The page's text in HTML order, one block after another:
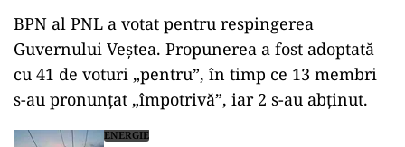
BPN al PNL a votat pentru respingerea
Guvernului Veștea. Propunerea a fost adoptată
cu 41 de voturi „pentru”, în timp ce 13 membri
s-au pronunțat „împotrivă”, iar 2 s-au abținut.
ENERGIE